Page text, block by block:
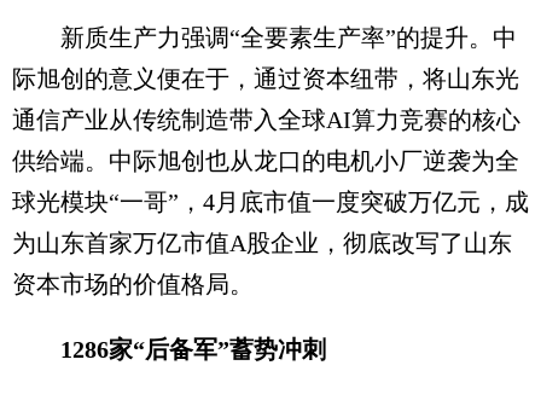
新质生产力强调“全要素生产率”的提升。中
际旭创的意义便在于，通过资本纽带，将山东光
通信产业从传统制造带入全球AI算力竞赛的核心
供给端。中际旭创也从龙口的电机小厂逆袭为全
球光模块“一哥”，4月底市值一度突破万亿元，成
为山东首家万亿市值A股企业，彻底改写了山东
资本市场的价值格局。
1286家“后备军”蓄势冲刺